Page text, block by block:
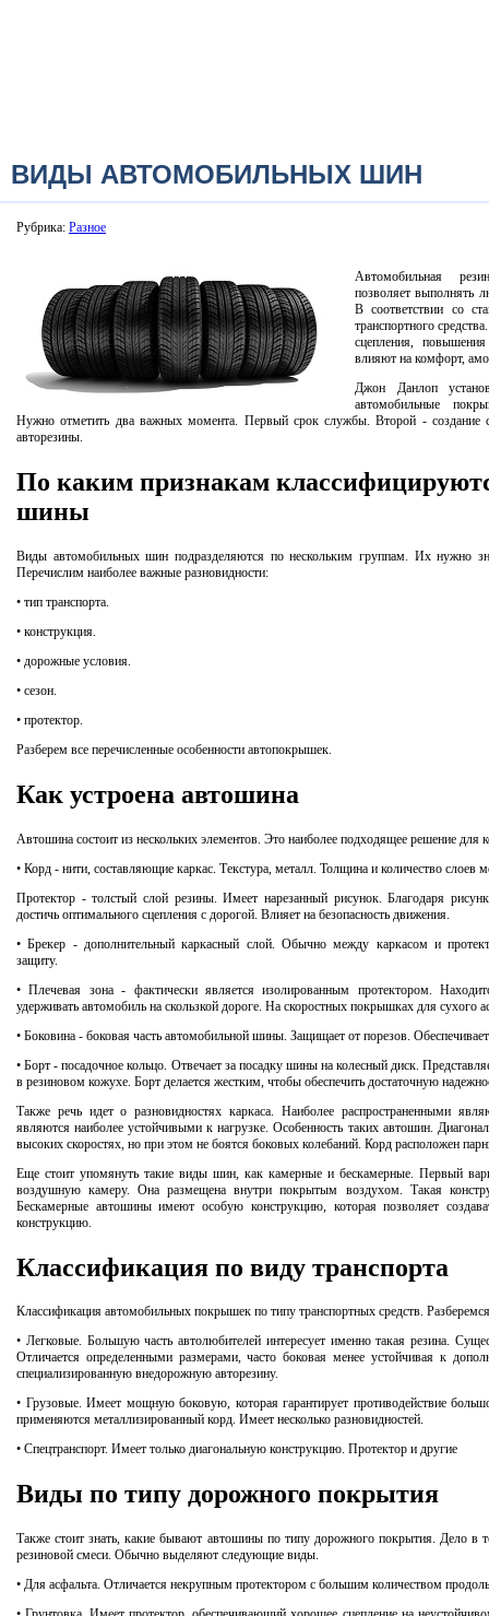
ВИДЫ АВТОМОБИЛЬНЫХ ШИН
Рубрика: Разное
Автомобильная
позволяет выполнять
В соответствии со
транспортного
сцепления,
влияют на комфорт,
Джон Данлоп
автомобильные
Нужно отметить два важных момента. Первый срок службы.Второй - создание
авторезины.
По каким признакам
шины
Виды автомобильных шин подразделяются по нескольким группам. Их нужно
Перечислим наиболее важные разновидности:
• тип транспорта.
• конструкция.
• дорожные условия.
• сезон.
• протектор.
Разберем все перечисленные особенности автопокрышек.
Как устроена автошина
Автошина состоит из нескольких элементов. Это наиболее подходящее решение для
• Корд - нити, составляющие каркас. Текстура, металл. Толщина и количество слоев
Протектор - толстый слой резины.Имеет нарезанный рисунок.Благодаря
достичь оптимального сцепления с дорогой. Влияет на безопасность движения.
• Брекер - дополнительный каркасный слой. Обычно между каркасом и
защиту.
• Плечевая зона - фактически является изолированным протектором.
удерживать автомобиль на скользкой дороге. На скоростных покрышках для сухого
• Боковина - боковая часть автомобильной шины. Защищает от порезов.
• Борт - посадочное кольцо. Отвечает за посадку шины на колесный диск.
в резиновом кожухе. Борт делается жестким, чтобы обеспечить достаточную
Также речь идет о разновидностях каркаса. Наиболее распространенными
являются наиболее устойчивыми к нагрузке.Особенность таких автошин.
высоких скоростях, но при этом не боятся боковых колебаний. Корд расположен
Еще стоит упомянуть такие виды шин, как камерные и бескамерные. Первый
воздушную камеру.Она размещена внутри покрытым воздухом. Такая
Бескамерные автошины имеют особую конструкцию, которая позволяет
конструкцию.
Классификация по виду транспорта
Классификация автомобильных покрышек по типу транспортных средств.
• Легковые. Большую часть автолюбителей интересует именно такая резина.
Отличается определенными размерами, часто боковая менее устойчивая к
специализированную внедорожную авторезину.
• Грузовые.Имеет мощную боковую, которая гарантирует противодействие
применяются металлизированный корд. Имеет несколько разновидностей.
• Спецтранспорт. Имеет только диагональную конструкцию. Протектор и другие
Виды по типу дорожного покрытия
Также стоит знать, какие бывают автошины по типу дорожного покрытия.Дело в
резиновой смеси. Обычно выделяют следующие виды.
• Для асфальта. Отличается некрупным протектором с большим количеством